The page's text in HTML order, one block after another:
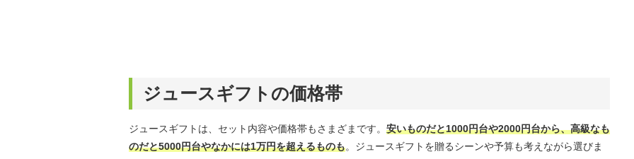
ジュースギフトの価格帯
ジュースギフトは、セット内容や価格帯もさまざまです。 安いものだと1000円台や2000円台から、高級なも
のだと5000円台やなかには1万円を超えるものも。ジュースギフトを贈るシーンや予算も考えながら選びま